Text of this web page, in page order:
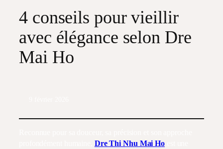
4 conseils pour vieillir
avec élégance selon Dre
Mai Ho
Dre Thi Nhu Mai Ho